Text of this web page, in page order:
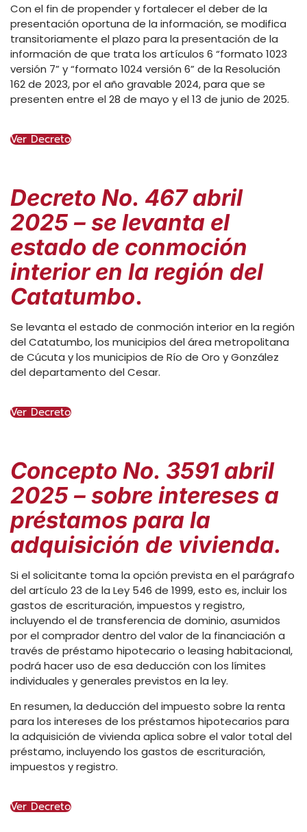
Con el fin de propender y fortalecer el deber de la
presentación oportuna de la información, se modifica
transitoriamente el plazo para la presentación de la
información de que trata los artículos 6 “formato 1023
versión 7” y “formato 1024 versión 6” de la Resolución
162 de 2023, por el año gravable 2024, para que se
presenten entre el 28 de mayo y el 13 de junio de 2025.
Ver Decreto
Decreto No. 467 abril
2025 – se levanta el
estado de conmoción
interior en la región del
Catatumbo.
Se levanta el estado de conmoción interior en la región
del Catatumbo, los municipios del área metropolitana
de Cúcuta y los municipios de Río de Oro y González
del departamento del Cesar.
Ver Decreto
Concepto No. 3591 abril
2025 – sobre intereses a
préstamos para la
adquisición de vivienda.
Si el solicitante toma la opción prevista en el parágrafo
del artículo 23 de la Ley 546 de 1999, esto es, incluir los
gastos de escrituración, impuestos y registro,
incluyendo el de transferencia de dominio, asumidos
por el comprador dentro del valor de la financiación a
través de préstamo hipotecario o leasing habitacional,
podrá hacer uso de esa deducción con los límites
individuales y generales previstos en la ley.
En resumen, la deducción del impuesto sobre la renta
para los intereses de los préstamos hipotecarios para
la adquisición de vivienda aplica sobre el valor total del
préstamo, incluyendo los gastos de escrituración,
impuestos y registro.
Ver Decreto